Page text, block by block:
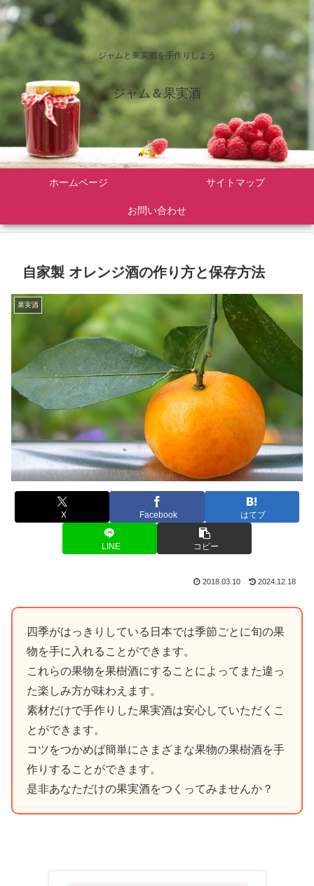
ジャムと果実酒を手作りしよう
ジャム＆果実酒
ホームページ サイトマップ
お問い合わせ
自家製 オレンジ酒の作り方と保存方法
果実酒
X Facebook はてブ
LINE コピー
2018.03.10 2024.12.18
四季がはっきりしている日本では季節ごとに旬の果
物を手に入れることができます。
これらの果物を果樹酒にすることによってまた違っ
た楽しみ方が味わえます。
素材だけで手作りした果実酒は安心していただくこ
とができます。
コツをつかめば簡単にさまざまな果物の果樹酒を手
作りすることができます。
是非あなただけの果実酒をつくってみませんか？